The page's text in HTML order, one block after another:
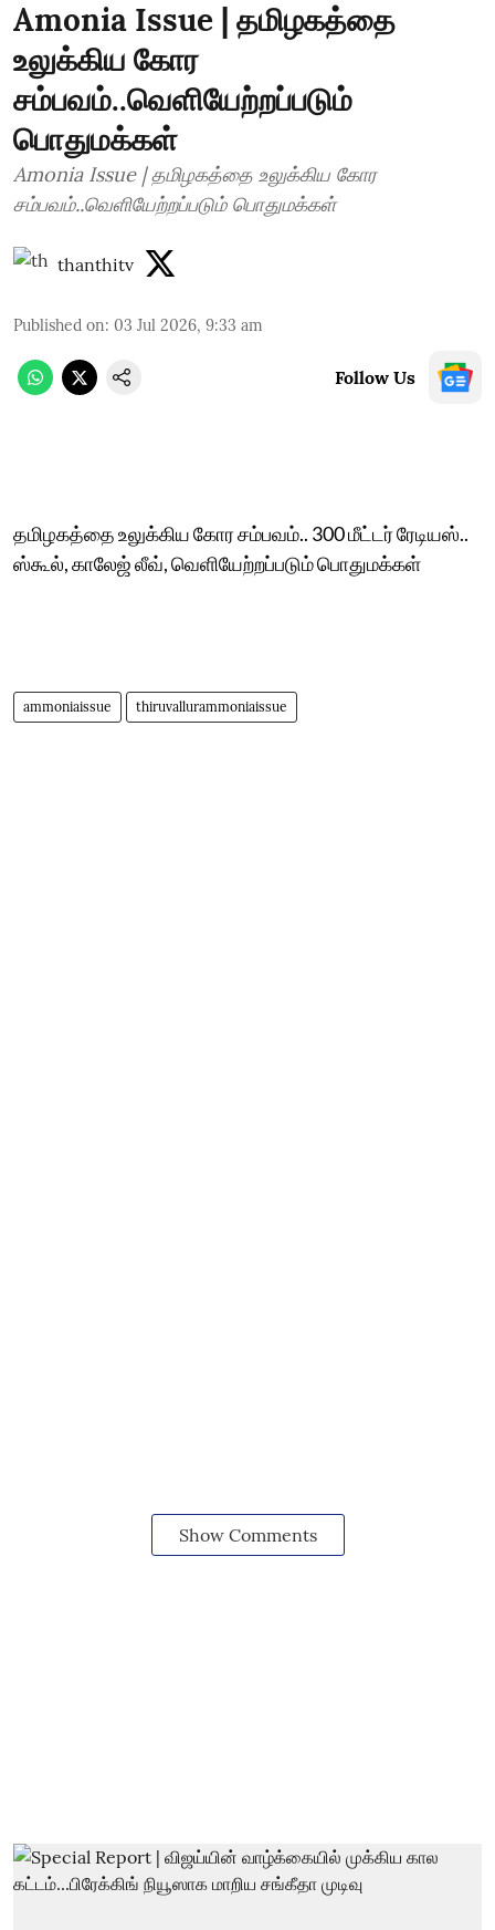
Amonia Issue | தமிழகத்தை
உலுக்கிய கோர
சம்பவம்..வெளியேற்றப்படும்
பொதுமக்கள்
Amonia Issue | தமிழகத்தை உலுக்கிய கோர
சம்பவம்..வெளியேற்றப்படும் பொதுமக்கள்
thanthitv
Published on: 03 Jul 2026, 9:33 am
Follow Us
தமிழகத்தை உலுக்கிய கோர சம்பவம்.. 300 மீட்டர் ரேடியஸ்..
ஸ்கூல், காலேஜ் லீவ், வெளியேற்றப்படும் பொதுமக்கள்
ammoniaissue thiruvallurammoniaissue
Show Comments